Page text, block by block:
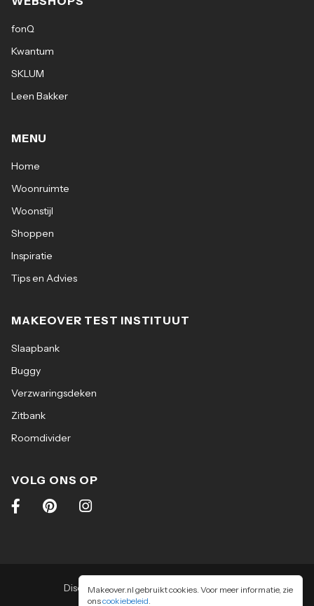
Makeover.nl gebruikt cookies. Voor meer informatie, zie
onscookiebeleid.
fonQ
Kwantum
SKLUM
Leen Bakker
MENU
Home
Woonruimte
Woonstijl
Shoppen
Inspiratie
Tips en Advies
MAKEOVER TEST INSTITUUT
Slaapbank
Buggy
Verzwaringsdeken
Zitbank
Roomdivider
VOLG ONS OP
Disclaimer | Algemene voorwaarden |
Privacy & cookiebeleid